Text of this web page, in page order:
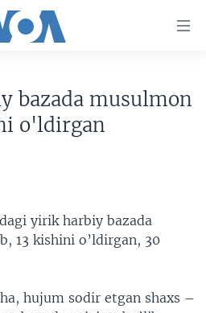
bazada musulmon
o'ldirgan
yirik harbiy bazada
13 kishini o’ldirgan, 30
hujum sodir etgan shaxs –